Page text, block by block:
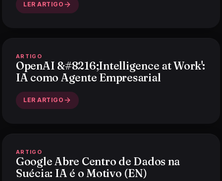
LER ARTIGO
ARTIGO
OpenAI &#8216;Intelligence at Work':
IA como Agente Empresarial
LER ARTIGO
ARTIGO
Google Abre Centro de Dados na
Suécia: IA é o Motivo (EN)